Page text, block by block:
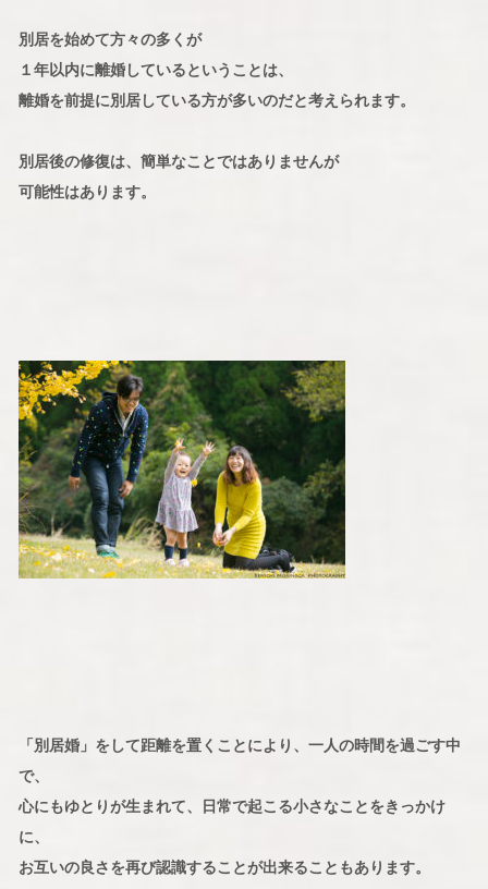
別居を始めて方々の多くが
１年以内に離婚しているということは、
離婚を前提に別居している方が多いのだと考えられます。
別居後の修復は、簡単なことではありませんが
可能性はあります。
「別居婚」をして距離を置くことにより、一人の時間を過ごす中
で、
心にもゆとりが生まれて、日常で起こる小さなことをきっかけ
に、
お互いの良さを再び認識することが出来ることもあります。